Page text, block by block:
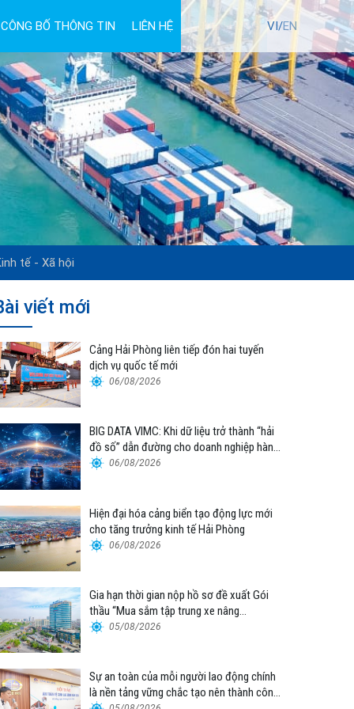
CÔNG BỐ THÔNG TIN LIÊN HỆ TUYỂN DỤNG VI/EN
tế - Xã hội
viết mới
Cảng Hải Phòng liên tiếp đón hai tuyến
dịch vụ quốc tế mới
06/08/2026
BIG DATA VIMC: Khi dữ liệu trở thành “hải
đồ số” dẫn đường cho doanh nghiệp hàng
hải 06/08/2026
Hiện đại hóa cảng biển tạo động lực mới
cho tăng trưởng kinh tế Hải Phòng
06/08/2026
Gia hạn thời gian nộp hồ sơ đề xuất Gói
thầu “Mua sắm tập trung xe nâng
container thuộc Tổng công ty Hàng hải
05/08/2026
Sự an toàn của mỗi người lao động chính
là nền tảng vững chắc tạo nên thành công